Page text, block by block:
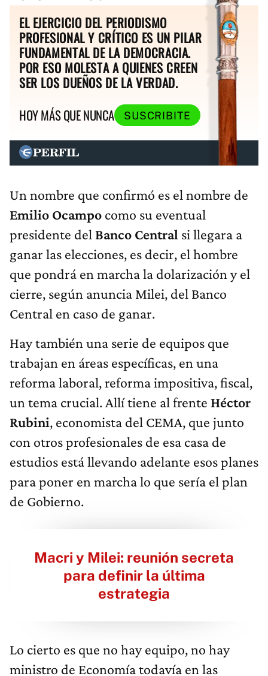
EL EJERCICIO DEL PERIODISMO
PROFESIONAL Y CRÍTICO ES UN PILAR
FUNDAMENTAL DE LA DEMOCRACIA.
POR ESO MOLESTA A QUIENES CREEN
SER LOS DUEÑOS DE LA VERDAD.
HOY MÁS QUE NUNCA
SUSCRIBITE
Un nombre que confirmó es el nombre de
Emilio Ocampo como su eventual
presidente del Banco Central si llegara a
ganar las elecciones, es decir, el hombre
que pondrá en marcha la dolarización y el
cierre, según anuncia Milei, del Banco
Central en caso de ganar.
Hay también una serie de equipos que
trabajan en áreas específicas, en una
reforma laboral, reforma impositiva, fiscal,
un tema crucial. Allí tiene al frente Héctor
Rubini, economista del CEMA, que junto
con otros profesionales de esa casa de
estudios está llevando adelante esos planes
para poner en marcha lo que sería el plan
de Gobierno.
Macri y Milei: reunión secreta
para definir la última
estrategia
Lo cierto es que no hay equipo, no hay
ministro de Economía todavía en las